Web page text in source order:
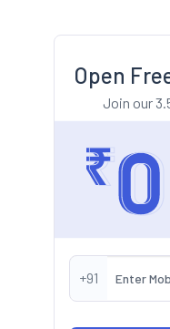
Open
Join our
+91